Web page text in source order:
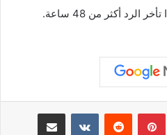
أكثر من 48 ساعة.
بينتيريست مشاركة عبر البريد